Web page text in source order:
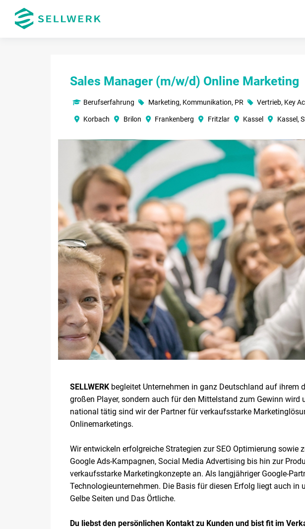
Sales Manager (m/w/d) Online Marketing
Korbach Brilon Frankenberg Fritzlar Kassel Kassel,
Berufserfahrung Marketing, Kommunikation, PR Vertrieb, Key
SELLWERK begleitet Unternehmen in ganz Deutschland auf
großen Player, sondern auch für den Mittelstand zum Gewinn
national tätig sind wir der Partner für verkaufsstarke
Onlinemarketings.
Wir entwickeln erfolgreiche Strategien zur SEO Optimierung
Google Ads-Kampagnen, Social Media Advertising bis hin zur
verkaufsstarke Marketingkonzepte an. Als langjähriger Google-
Technologieunternehmen. Die Basis für diesen Erfolg liegt auch
Gelbe Seiten und Das Örtliche.
Du liebst den persönlichen Kontakt zu Kunden und bist fit im